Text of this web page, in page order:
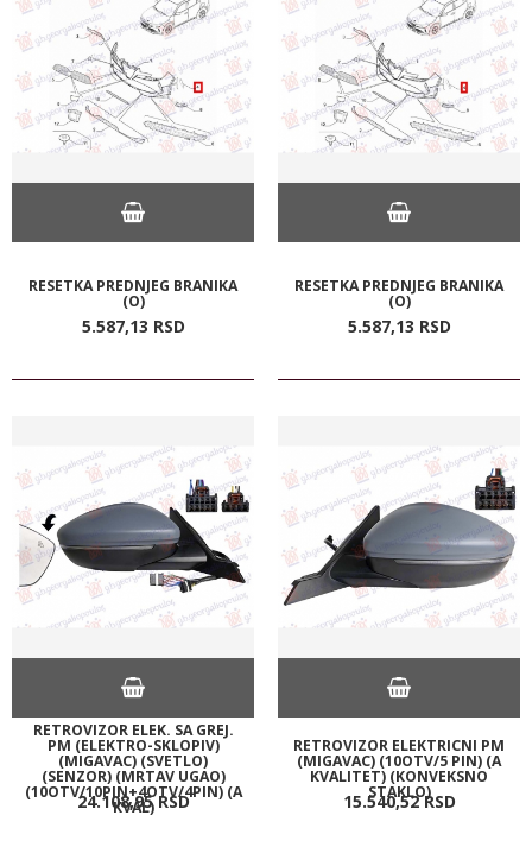
RESETKA PREDNJEG BRANIKA
(O)
5.587,13 RSD
RESETKA PREDNJEG BRANIKA
(O)
5.587,13 RSD
RETROVIZOR ELEK. SA GREJ.
PM (ELEKTRO-SKLOPIV)
(MIGAVAC) (SVETLO)
(SENZOR) (MRTAV UGAO)
(10OTV/10PIN+4OTV/4PIN) (A
KVAL)
24.108,95 RSD
RETROVIZOR ELEKTRICNI PM
(MIGAVAC) (10OTV/5 PIN) (A
KVALITET) (KONVEKSNO
STAKLO)
15.540,52 RSD